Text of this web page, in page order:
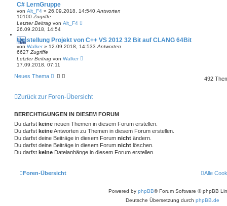
C# LernGruppe
von Alt_F4 » 26.09.2018, 14:540 Antworten
10100 Zugriffe
Letzter Beitrag von Alt_F4
26.09.2018, 14:54
Umstellung Projekt von C++ VS 2012 32 Bit auf CLANG 64Bit
von Walker» 12.09.2018, 14:533 Antworten
6627 Zugriffe
Letzter Beitrag von Walker
17.09.2018, 07:11
Neues Thema 492
Zurück zur Foren-Übersicht
BERECHTIGUNGEN IN DIESEM FORUM
Du darfst keine neuen Themen in diesem Forum erstellen.
Du darfst keineAntworten zu Themen in diesem Forum erstellen.
Du darfst deine Beiträge in diesem Forum nicht ändern.
Du darfst deine Beiträge in diesem Forum nicht löschen.
Du darfst keine Dateianhänge in diesem Forum erstellen.
Foren-Übersicht Alle
Powered by phpBB® Forum Software © phpBB
Deutsche Übersetzung durch phpBB.de